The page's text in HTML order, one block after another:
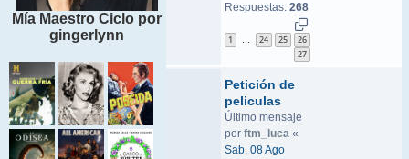
Mía Maestro Ciclo por
gingerlynn
Respuestas: 268
1 24 25
26
27
Petición de
peliculas
Último mensaje
por ftm_luca «
Sab, 08 Ago